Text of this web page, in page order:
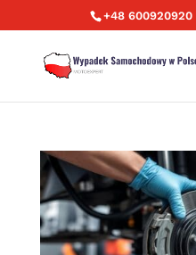
+48 600920920